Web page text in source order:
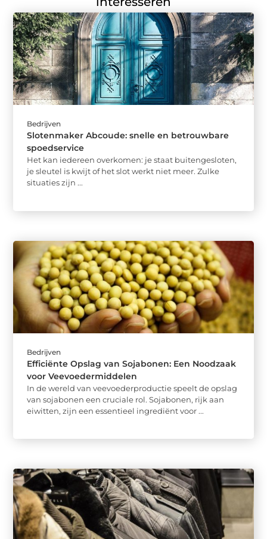
Bedrijven
Slotenmaker Abcoude: snelle en betrouwbare
spoedservice
Het kan iedereen overkomen: je staat buitengesloten,
je sleutel is kwijt of het slot werkt niet meer. Zulke
situaties zijn ...
Bedrijven
Efficiënte Opslag van Sojabonen: Een Noodzaak
voor Veevoedermiddelen
In de wereld van veevoederproductie speelt de opslag
van sojabonen een cruciale rol. Sojabonen, rijk aan
eiwitten, zijn een essentieel ingrediënt voor ...